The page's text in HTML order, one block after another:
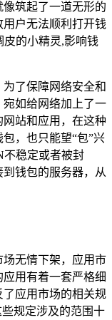
筑起了一道无形的
用户无法顺利打开钱
的小精灵,影响钱
了保障网络安全和
如给网络加上了一
站和应用，在这种
，也只能望“包”兴
不稳定或者被封
钱包的服务器，从
场无情下架，应用市
用有着一套严格细
了应用市场的相关规
规定涉及的范围十